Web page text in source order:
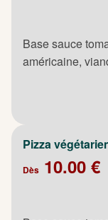
Base sauce
américaine,
Pizza
Dès 10.00 €